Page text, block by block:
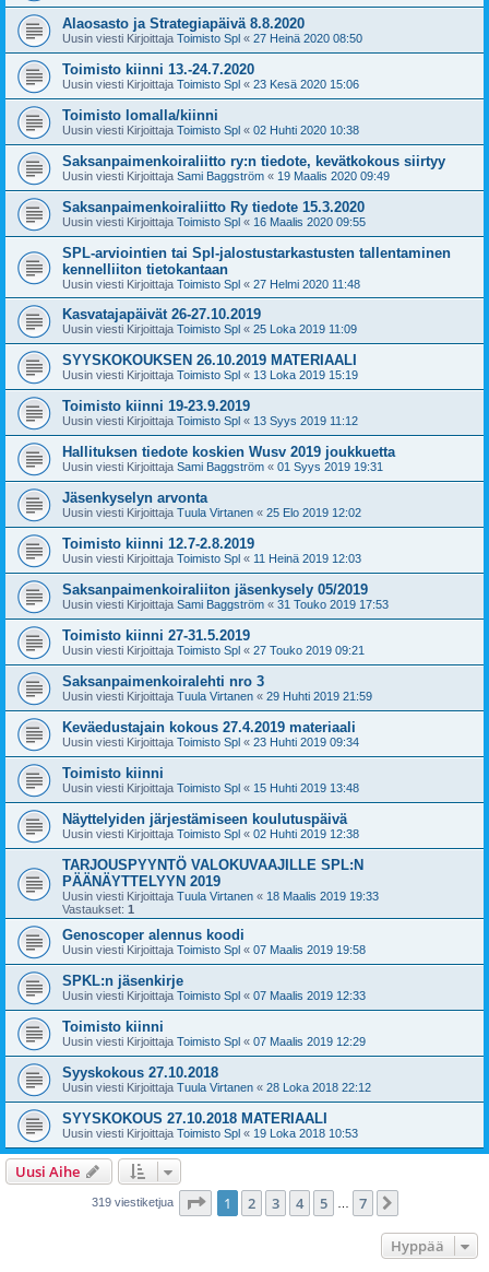
Alaosasto ja Strategiapäivä 8.8.2020
Uusin viesti Kirjoittaja Toimisto Spl « 27 Heinä 2020 08:50
Toimisto kiinni 13.-24.7.2020
Uusin viesti Kirjoittaja Toimisto Spl « 23 Kesä 2020 15:06
Toimisto lomalla/kiinni
Uusin viesti Kirjoittaja Toimisto Spl « 02 Huhti 2020 10:38
Saksanpaimenkoiraliitto ry:n tiedote, kevätkokous siirtyy
Uusin viesti Kirjoittaja Sami Baggström « 19 Maalis 2020 09:49
Saksanpaimenkoiraliitto Ry tiedote 15.3.2020
Uusin viesti Kirjoittaja Toimisto Spl « 16 Maalis 2020 09:55
SPL-arviointien tai Spl-jalostustarkastusten tallentaminen
kennelliiton tietokantaan
Uusin viesti Kirjoittaja Toimisto Spl « 27 Helmi 2020 11:48
Kasvatajapäivät 26-27.10.2019
Uusin viesti Kirjoittaja Toimisto Spl « 25 Loka 2019 11:09
SYYSKOKOUKSEN 26.10.2019 MATERIAALI
Uusin viesti Kirjoittaja Toimisto Spl « 13 Loka 2019 15:19
Toimisto kiinni 19-23.9.2019
Uusin viesti Kirjoittaja Toimisto Spl « 13 Syys 2019 11:12
Hallituksen tiedote koskien Wusv 2019 joukkuetta
Uusin viesti Kirjoittaja Sami Baggström « 01 Syys 2019 19:31
Jäsenkyselyn arvonta
Uusin viesti Kirjoittaja Tuula Virtanen « 25 Elo 2019 12:02
Toimisto kiinni 12.7-2.8.2019
Uusin viesti Kirjoittaja Toimisto Spl « 11 Heinä 2019 12:03
Saksanpaimenkoiraliiton jäsenkysely 05/2019
Uusin viesti Kirjoittaja Sami Baggström « 31 Touko 2019 17:53
Toimisto kiinni 27-31.5.2019
Uusin viesti Kirjoittaja Toimisto Spl « 27 Touko 2019 09:21
Saksanpaimenkoiralehti nro 3
Uusin viesti Kirjoittaja Tuula Virtanen « 29 Huhti 2019 21:59
Keväedustajain kokous 27.4.2019 materiaali
Uusin viesti Kirjoittaja Toimisto Spl « 23 Huhti 2019 09:34
Toimisto kiinni
Uusin viesti Kirjoittaja Toimisto Spl « 15 Huhti 2019 13:48
Näyttelyiden järjestämiseen koulutuspäivä
Uusin viesti Kirjoittaja Toimisto Spl « 02 Huhti 2019 12:38
TARJOUSPYYNTÖ VALOKUVAAJILLE SPL:N
PÄÄNÄYTTELYYN 2019
Uusin viesti Kirjoittaja Tuula Virtanen « 18 Maalis 2019 19:33
Vastaukset: 1
Genoscoper alennus koodi
Uusin viesti Kirjoittaja Toimisto Spl « 07 Maalis 2019 19:58
SPKL:n jäsenkirje
Uusin viesti Kirjoittaja Toimisto Spl « 07 Maalis 2019 12:33
Toimisto kiinni
Uusin viesti Kirjoittaja Toimisto Spl « 07 Maalis 2019 12:29
Syyskokous 27.10.2018
Uusin viesti Kirjoittaja Tuula Virtanen « 28 Loka 2018 22:12
SYYSKOKOUS 27.10.2018 MATERIAALI
Uusin viesti Kirjoittaja Toimisto Spl « 19 Loka 2018 10:53
Uusi Aihe
319 viestiketjua Sivu /7
1 2 3 4 5 7
Hyppää